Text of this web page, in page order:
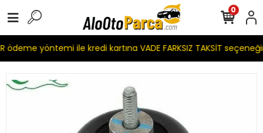
ödeme yöntemi ile kredi kartına VADE FARKSIZ TAKSİT
0